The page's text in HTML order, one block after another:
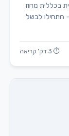
בכללית מחוז
התחילו לבשל
⏱ 3 דק' קריאה